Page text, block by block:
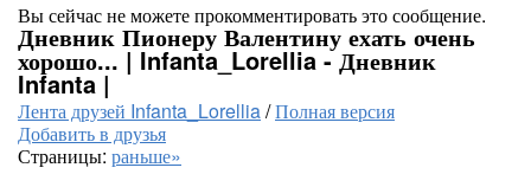
Вы сейчас не можете прокомментировать это сообщение.
Дневник Пионеру Валентину ехать очень
хорошо... | Infanta_Lorellia - Дневник
Infanta |
Лента друзей Infanta_Lorellia/Полная версия
Добавить в друзья
Страницы: раньше»